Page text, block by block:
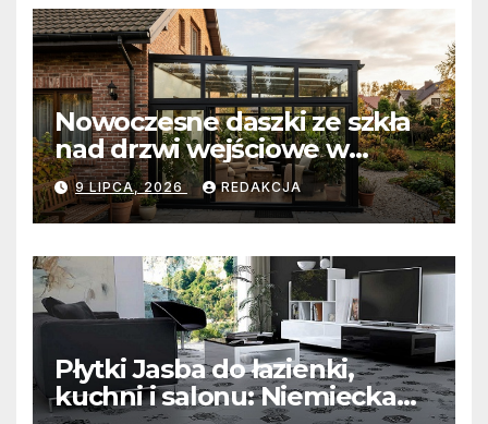
Nowoczesne daszki ze szkła
nad drzwi wejściowe w
Białobrzegach: Połączenie
minimalistycznej estetyki z
bezkompromisową ochroną
wejścia
9 LIPCA, 2026 REDAKCJA
Płytki Jasba do łazienki,
kuchni i salonu: Niemiecka